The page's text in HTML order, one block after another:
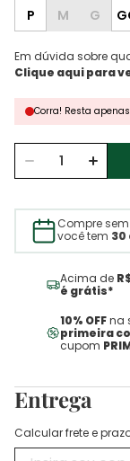
P M G
Em dúvida sobre
Corra! Resta apenas
Compre
você tem 30
Acima de
é grátis*
10% OFFna
primeira
cupom
Entrega
Calcular frete e